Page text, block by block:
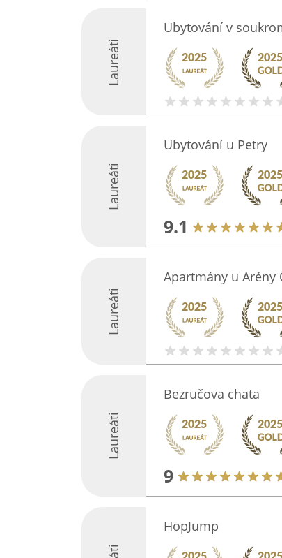
Laureáti
Ubytování v
Laureáti
Ubytování u Petry
9.1
Laureáti
Apartmány u Arény
Laureáti
Bezručova chata
9
HopJump